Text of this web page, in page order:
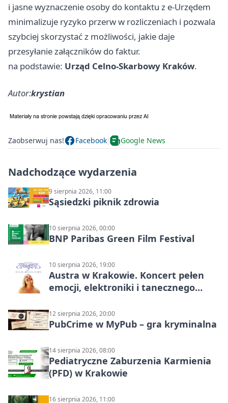
i jasne wyznaczenie osoby do kontaktu z e‑Urzędem
minimalizuje ryzyko przerw w rozliczeniach i pozwala
szybciej skorzystać z możliwości, jakie daje
przesyłanie załączników do faktur.
na podstawie: Urząd Celno-Skarbowy Kraków.
Autor:krystian
Zaobserwuj nas! Facebook Google News
Nadchodzące wydarzenia
9 sierpnia 2026, 11:00
Sąsiedzki piknik zdrowia
10 sierpnia 2026, 00:00
BNP Paribas Green Film Festival
10 sierpnia 2026, 19:00
Austra w Krakowie. Koncert pełen
emocji, elektroniki i tanecznego
12 sierpnia 2026, 20:00
PubCrime w MyPub – gra kryminalna
14 sierpnia 2026, 08:00
Pediatryczne Zaburzenia Karmienia
(PFD) w Krakowie
16 sierpnia 2026, 11:00